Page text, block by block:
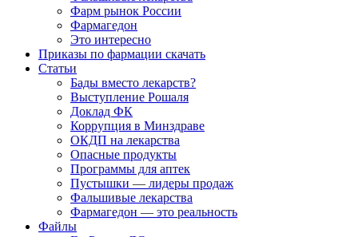
Фарм рынок России
Фармагедон
Это интересно
Приказы по фармации скачать
Статьи
Бады вместо лекарств?
Выступление Рошаля
Доклад ФК
Коррупция в Минздраве
ОКДП на лекарства
Опасные продукты
Программы для аптек
Пустышки — лидеры продаж
Фальшивые лекарства
Фармагедон — это реальность
Файлы